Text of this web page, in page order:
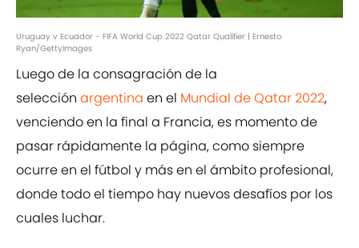
Uruguay v Ecuador - FIFA World Cup 2022 Qatar Qualifier | Ernesto
Ryan/GettyImages
Luego de la consagración de la
selección argentina en el Mundial de Qatar 2022,
venciendo en la final a Francia, es momento de
pasar rápidamente la página, como siempre
ocurre en el fútbol y más en el ámbito profesional,
donde todo el tiempo hay nuevos desafíos por los
cuales luchar.